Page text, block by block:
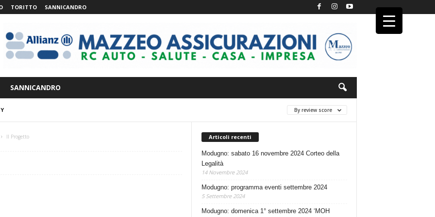
TORITTO SANNICANDRO
SANNICANDRO
By review score
Il Progetto Articoli recenti
Modugno: sabato 16 novembre 2024 Corteo della
Legalità
14 Novembre 2024
Modugno: programma eventi settembre 2024
5 Settembre 2024
Modugno: domenica 1° settembre 2024 ‘MOH